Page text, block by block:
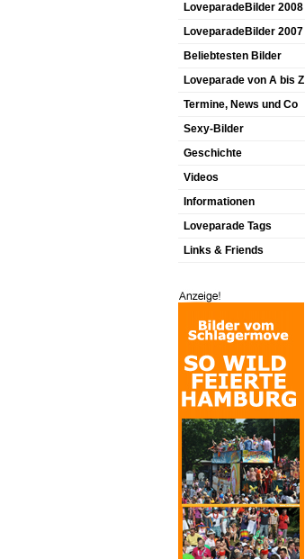
LoveparadeBilder 2008
LoveparadeBilder 2007
Beliebtesten Bilder
Loveparade von A bis Z
Termine, News und Co
Sexy-Bilder
Geschichte
Videos
Informationen
Loveparade Tags
Links & Friends